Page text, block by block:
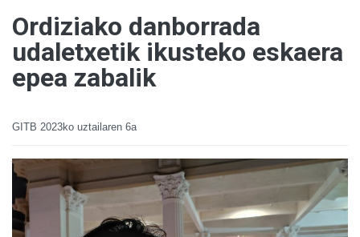
Ordiziako danborrada
udaletxetik ikusteko eskaera
epea zabalik
GITB 2023ko uztailaren 6a